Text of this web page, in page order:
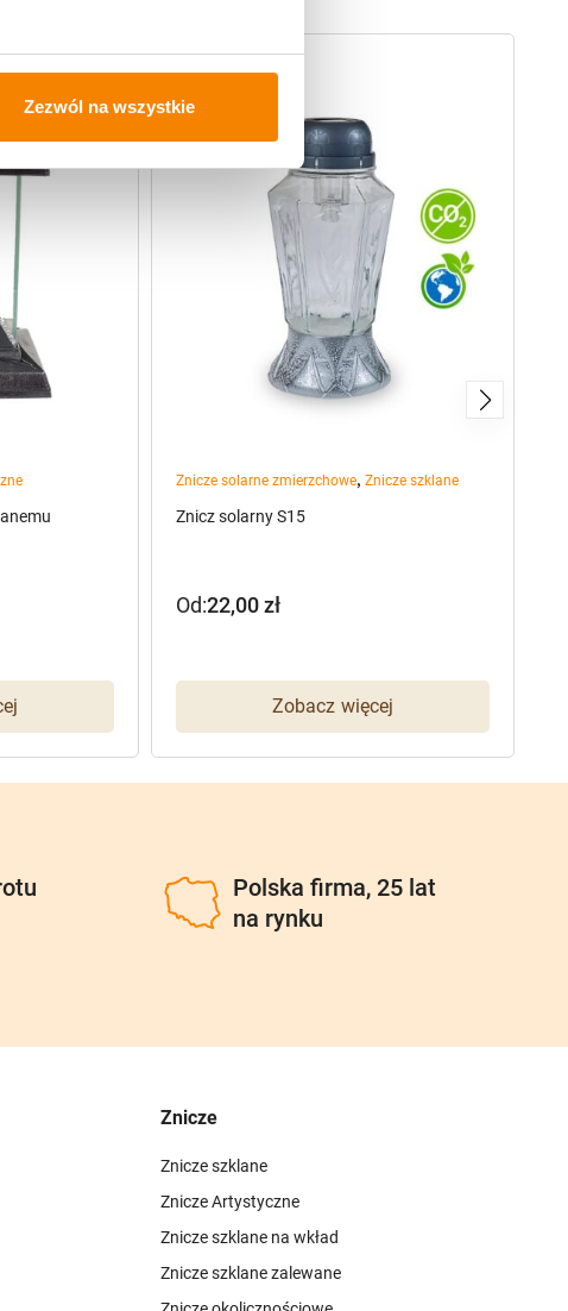
Zezwól na wszystkie
Znicze solarne zmierzchowe, Znicze szklane
Znicz solarny S15
Zobacz więcej
Od:22,00zł
Polska firma, 25 lat
na rynku
Znicze
Znicze szklane
Znicze Artystyczne
Znicze szklane na wkład
Znicze szklane zalewane